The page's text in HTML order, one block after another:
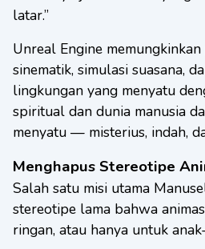
latar.”
Unreal Engine
sinematik, simulasi suasana,
lingkungan yang menyatu
spiritual dan dunia manusia
menyatu — misterius, indah,
Menghapus Stereotipe
Salah satu misi utama
stereotipe lama bahwa
ringan, atau hanya untuk